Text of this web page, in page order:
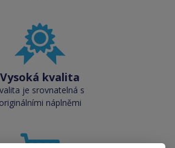
Vysoká kvalita
je srovnatelná s
originálními náplněmi